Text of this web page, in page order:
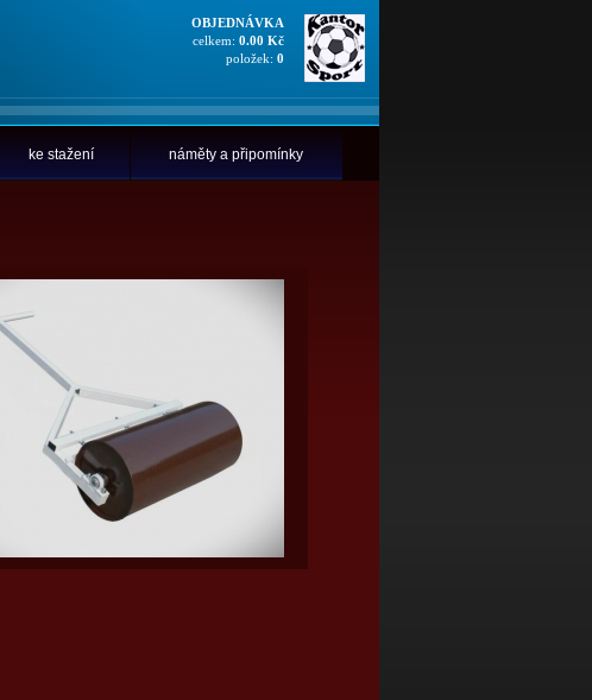
OBJEDNÁVKA
celkem: 0.00 Kč
položek: 0
ke stažení náměty a připomínky